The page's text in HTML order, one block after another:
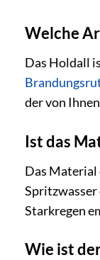
Welche
Das Holdall
der von
Ist das
Das Material
Starkregen
Wie ist